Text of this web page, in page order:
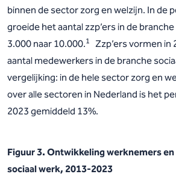
binnen de sector zorg en welzijn. In de
groeide het aantal zzp’ers in de
3.000 naar 10.000.1
Zzp’ers vormen in
aantal medewerkers in de branche
vergelijking: in de hele sector zorg en
over alle sectoren in Nederland is het
2023 gemiddeld 13%.
Figuur 3. Ontwikkeling werknemers
sociaal werk, 2013-2023